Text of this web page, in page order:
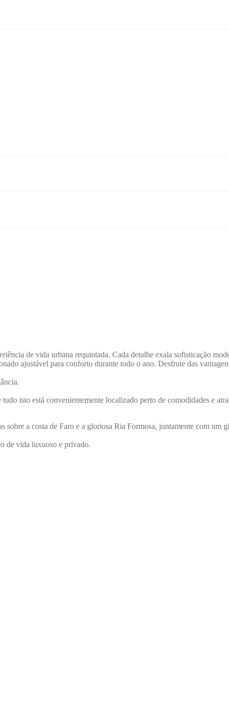
de vida urbana requintada. Cada detalhe exala sofisticação
ajustável para conforto durante todo o ano. Desfrute das
isto está convenientemente localizado perto de comodidades e
a costa de Faro e a gloriosa Ria Formosa, juntamente com um
de vida luxuoso e privado.